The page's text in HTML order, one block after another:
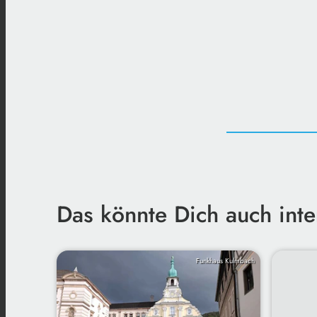
Das könnte Dich auch
Funkhaus Kulmbach